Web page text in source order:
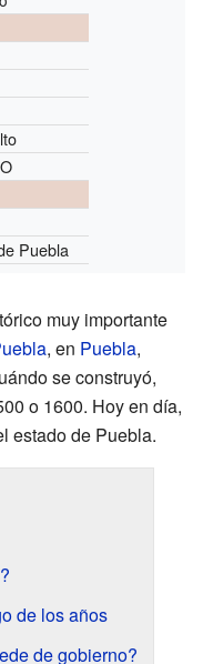
Puebla
muy importante
, en Puebla,
se construyó,
o 1600. Hoy en día,
estado de Puebla.
de los años
de gobierno?